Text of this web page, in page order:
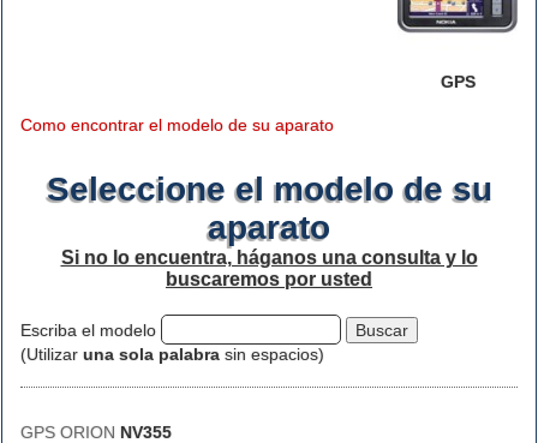
GPS
Como encontrar el modelo de su aparato
Seleccione el modelo de su
aparato
Si no lo encuentra, háganos una consulta y lo
buscaremos por usted
Escriba el modelo
(Utilizar una sola palabra sin espacios)
GPS ORION NV355